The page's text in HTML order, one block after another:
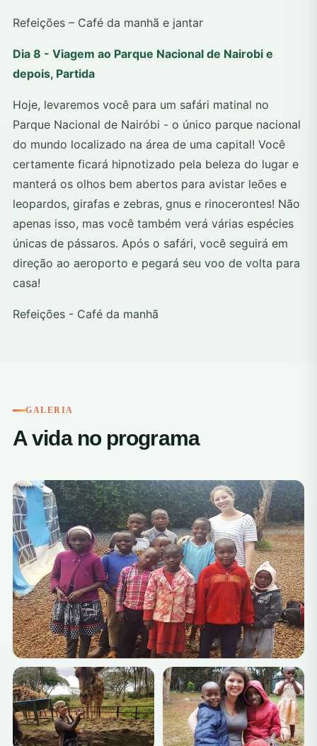
Refeições – Café da manhã e jantar
Dia 8 - Viagem ao Parque Nacional de Nairobi e
depois, Partida
Hoje, levaremos você para um safári matinal no
Parque Nacional de Nairóbi - o único parque nacional
do mundo localizado na área de uma capital! Você
certamente ficará hipnotizado pela beleza do lugar e
manterá os olhos bem abertos para avistar leões e
leopardos, girafas e zebras, gnus e rinocerontes! Não
apenas isso, mas você também verá várias espécies
únicas de pássaros. Após o safári, você seguirá em
direção ao aeroporto e pegará seu voo de volta para
casa!
Refeições - Café da manhã
GALERIA
A vida no programa